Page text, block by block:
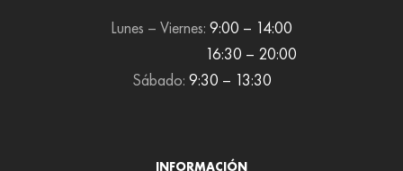
Lunes – Viernes: 9:00 – 14:00
16:30 – 20:00
Sábado: 9:30 – 13:30
INFORMACIÓN